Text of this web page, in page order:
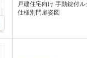
戸建住宅向け 手動錠付
仕様別門扉姿図